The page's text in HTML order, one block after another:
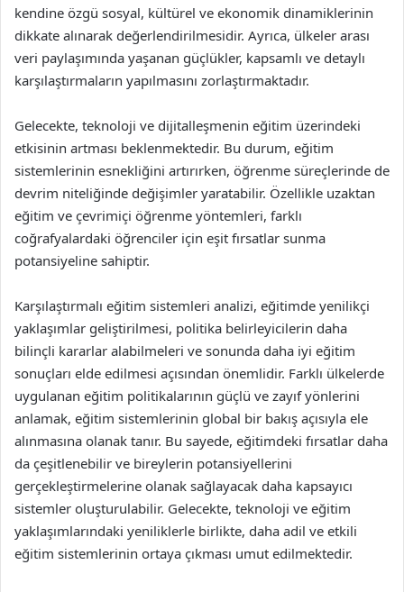
kendine özgü sosyal, kültürel ve ekonomik dinamiklerinin
dikkate alınarak değerlendirilmesidir. Ayrıca, ülkeler arası
veri paylaşımında yaşanan güçlükler, kapsamlı ve detaylı
karşılaştırmaların yapılmasını zorlaştırmaktadır.
Gelecekte, teknoloji ve dijitalleşmenin eğitim üzerindeki
etkisinin artması beklenmektedir. Bu durum, eğitim
sistemlerinin esnekliğini artırırken, öğrenme süreçlerinde de
devrim niteliğinde değişimler yaratabilir. Özellikle uzaktan
eğitim ve çevrimiçi öğrenme yöntemleri, farklı
coğrafyalardaki öğrenciler için eşit fırsatlar sunma
potansiyeline sahiptir.
Karşılaştırmalı eğitim sistemleri analizi, eğitimde yenilikçi
yaklaşımlar geliştirilmesi, politika belirleyicilerin daha
bilinçli kararlar alabilmeleri ve sonunda daha iyi eğitim
sonuçları elde edilmesi açısından önemlidir. Farklı ülkelerde
uygulanan eğitim politikalarının güçlü ve zayıf yönlerini
anlamak, eğitim sistemlerinin global bir bakış açısıyla ele
alınmasına olanak tanır. Bu sayede, eğitimdeki fırsatlar daha
da çeşitlenebilir ve bireylerin potansiyellerini
gerçekleştirmelerine olanak sağlayacak daha kapsayıcı
sistemler oluşturulabilir. Gelecekte, teknoloji ve eğitim
yaklaşımlarındaki yeniliklerle birlikte, daha adil ve etkili
eğitim sistemlerinin ortaya çıkması umut edilmektedir.